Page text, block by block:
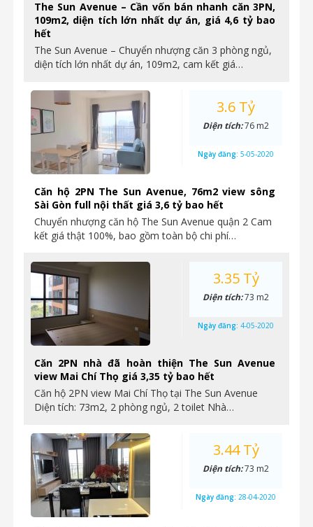
The Sun Avenue – Cần vốn bán nhanh căn 3PN,
109m2, diện tích lớn nhất dự án, giá 4,6 tỷ bao
hết
The Sun Avenue – Chuyển nhượng căn 3 phòng ngủ,
diện tích lớn nhất dự án, 109m2, cam kết giá…
Căn hộ 2PN The Sun Avenue, 76m2 view sông
Sài Gòn full nội thất giá 3,6 tỷ bao hết
Chuyển nhượng căn hộ The Sun Avenue quận 2 Cam
kết giá thật 100%, bao gồm toàn bộ chi phí…
3.6 Tỷ
Diện tích:76 m2
Ngày đăng: 5-05-2020
Căn 2PN nhà đã hoàn thiện The Sun Avenue
view Mai Chí Thọ giá 3,35 tỷ bao hết
Căn hộ 2PN view Mai Chí Thọ tại The Sun Avenue
Diện tích: 73m2, 2 phòng ngủ, 2 toilet Nhà…
3.35 Tỷ
Diện tích:73 m2
Ngày đăng: 4-05-2020
3.44 Tỷ
Diện tích:73 m2
Ngày đăng: 28-04-2020